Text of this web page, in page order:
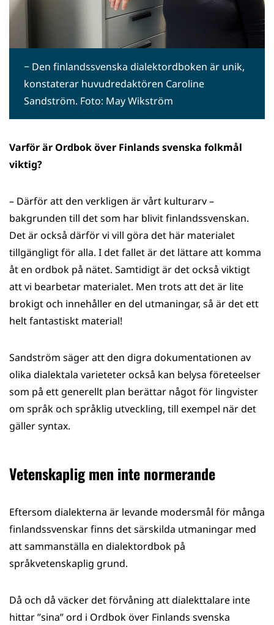
− Den finlandssvenska dialektordboken är unik,
konstaterar huvudredaktören Caroline
Sandström. Foto: May Wikström
Varför är Ordbok över Finlands svenska folkmål
viktig?
– Därför att den verkligen är vårt kulturarv –
bakgrunden till det som har blivit finlandssvenskan.
Det är också därför vi vill göra det här materialet
tillgängligt för alla. I det fallet är det lättare att komma
åt en ordbok på nätet. Samtidigt är det också viktigt
att vi bearbetar materialet. Men trots att det är lite
brokigt och innehåller en del utmaningar, så är det ett
helt fantastiskt material!
Sandström säger att den digra dokumentationen av
olika dialektala varieteter också kan belysa företeelser
som på ett generellt plan berättar något för lingvister
om språk och språklig utveckling, till exempel när det
gäller syntax.
Vetenskaplig men inte normerande
Eftersom dialekterna är levande modersmål för många
finlandssvenskar finns det särskilda utmaningar med
att sammanställa en dialektordbok på
språkvetenskaplig grund.
Då och då väcker det förvåning att dialekttalare inte
hittar ”sina” ord i Ordbok över Finlands svenska